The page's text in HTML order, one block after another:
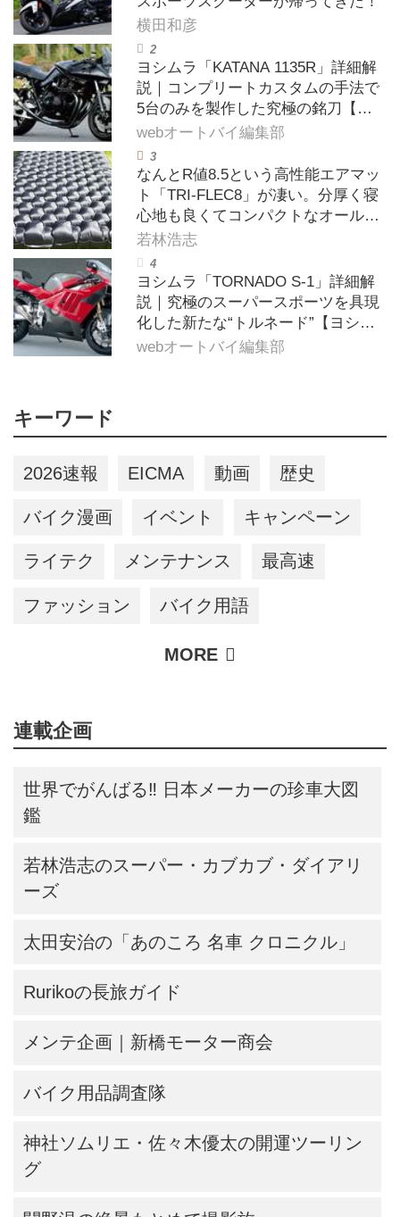
横田和彦
ヨシムラ「KATANA 1135R」詳細解
説｜コンプリートカスタムの手法で
5台のみを製作した究極の銘刀【ヨ
シムラ伝】
webオートバイ編集部
なんとR値8.5という高性能エアマッ
ト「TRI-FLEC8」が凄い。分厚く寝
心地も良くてコンパクトなオールシ
ーズン対応マットを試してみた〈若
林浩志のスーパー・カブカブ・ダイ
アリーズ Vol.385〉
若林浩志
ヨシムラ「TORNADO S-1」詳細解
説｜究極のスーパースポーツを具現
化した新たな“トルネード”【ヨシム
ラ伝】
webオートバイ編集部
キーワード
2026速報 EICMA 動画 歴史
バイク漫画 イベント キャンペーン
ライテク メンテナンス 最高速
ファッション バイク用語
連載企画
世界でがんばる‼ 日本メーカーの珍車大図
鑑
若林浩志のスーパー・カブカブ・ダイアリ
ーズ
太田安治の「あのころ 名車 クロニクル」
Rurikoの長旅ガイド
メンテ企画｜新橋モーター商会
バイク用品調査隊
神社ソムリエ・佐々木優太の開運ツーリン
グ